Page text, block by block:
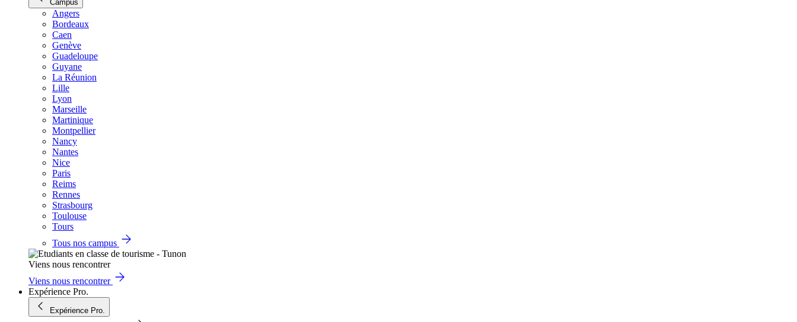
Campus
Angers
Bordeaux
Caen
Genève
Guadeloupe
Guyane
La Réunion
Lille
Lyon
Marseille
Martinique
Montpellier
Nancy
Nantes
Nice
Paris
Reims
Rennes
Strasbourg
Toulouse
Tours
Tous nos campus
Viens nous rencontrer
Viens nous rencontrer
Expérience Pro.
Expérience Pro.